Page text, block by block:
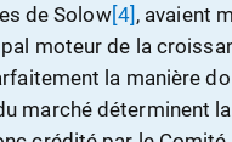
de Solow[4] , avaient
moteur de la
la manière
marché déterminent